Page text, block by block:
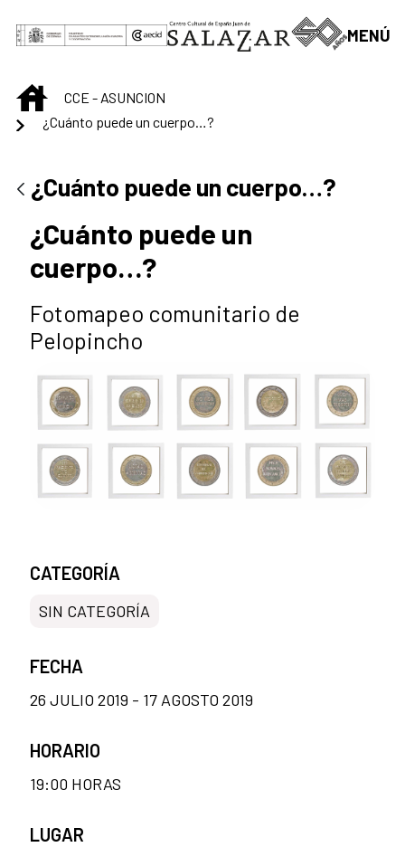
Saltar al contenido principal
MENÚ
INICIOCCE - ASUNCION
¿Cuánto puede un cuerpo…?
¿Cuánto puede un cuerpo…?
¿Cuánto puede un
cuerpo…?
Fotomapeo comunitario de
Pelopincho
CATEGORÍA
SIN CATEGORÍA
FECHA
26 JULIO 2019 - 17 AGOSTO 2019
HORARIO
19:00 HORAS
LUGAR